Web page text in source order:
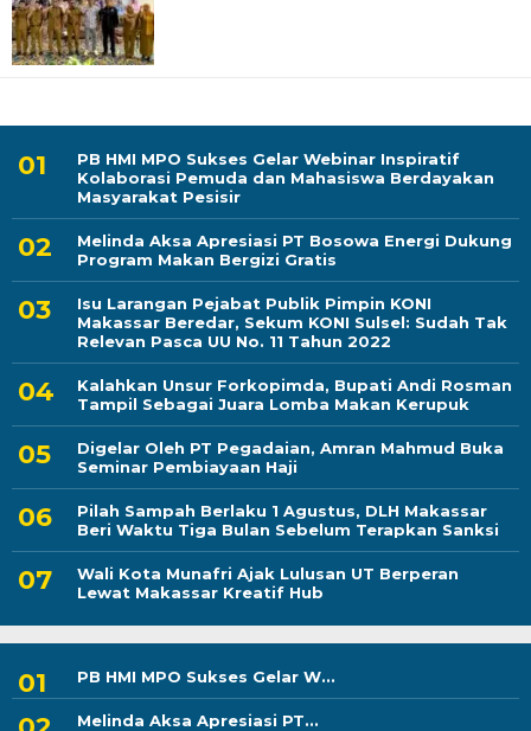
PB HMI MPO Sukses Gelar Webinar Inspiratif
Kolaborasi Pemuda dan Mahasiswa Berdayakan
Masyarakat Pesisir
Melinda Aksa Apresiasi PT Bosowa Energi Dukung
Program Makan Bergizi Gratis
Isu Larangan Pejabat Publik Pimpin KONI
Makassar Beredar, Sekum KONI Sulsel: Sudah Tak
Relevan Pasca UU No. 11 Tahun 2022
Kalahkan Unsur Forkopimda, Bupati Andi Rosman
Tampil Sebagai Juara Lomba Makan Kerupuk
Digelar Oleh PT Pegadaian, Amran Mahmud Buka
Seminar Pembiayaan Haji
Pilah Sampah Berlaku 1 Agustus, DLH Makassar
Beri Waktu Tiga Bulan Sebelum Terapkan Sanksi
Wali Kota Munafri Ajak Lulusan UT Berperan
Lewat Makassar Kreatif Hub
PB HMI MPO Sukses Gelar W...
Melinda Aksa Apresiasi PT...